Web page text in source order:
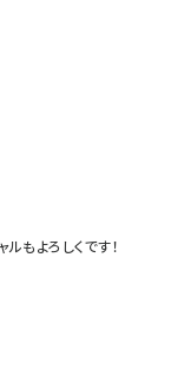
もよろしくです！